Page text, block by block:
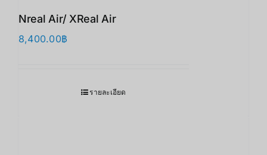
Nreal Air/ XReal Air
8,400.00฿
รายละเอียด